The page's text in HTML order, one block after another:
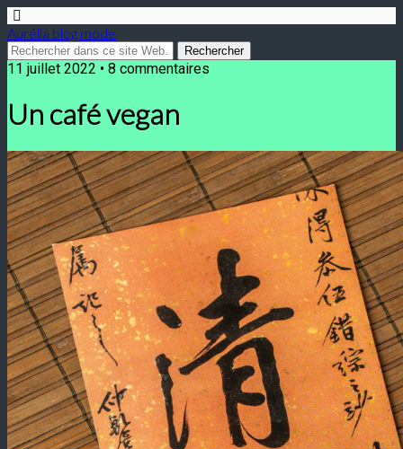
Aurélia blog mode
11 juillet 2022 • 8 commentaires
Un café vegan